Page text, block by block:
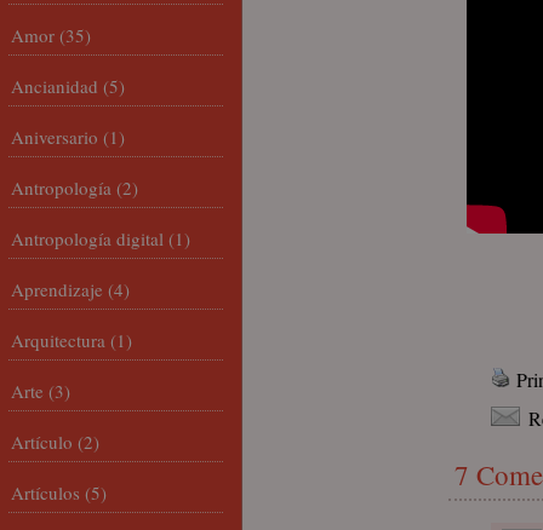
7
Amor (35)
Ancianidad (5)
Aniversario (1)
Antropología (2)
Antropología digital (1)
Aprendizaje (4)
Arquitectura (1)
Arte (3)
Artículo (2)
Artículos (5)